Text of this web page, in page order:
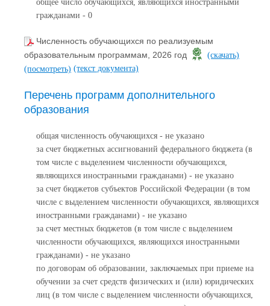
общее число обучающихся, являющихся иностранными
гражданами - 0
Численность обучающихся по реализуемым
образовательным программам, 2026 год
(скачать)
(посмотреть) (текст документа)
Перечень программ дополнительного
образования
общая численность обучающихся - не указано
за счет бюджетных ассигнований федерального бюджета (в
том числе с выделением численности обучающихся,
являющихся иностранными гражданами) - не указано
за счет бюджетов субъектов Российской Федерации (в том
числе с выделением численности обучающихся, являющихся
иностранными гражданами) - не указано
за счет местных бюджетов (в том числе с выделением
численности обучающихся, являющихся иностранными
гражданами) - не указано
по договорам об образовании, заключаемых при приеме на
обучении за счет средств физических и (или) юридических
лиц (в том числе с выделением численности обучающихся,